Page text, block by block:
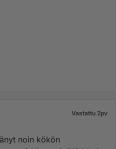
Vastattu 2pv
noin kökön